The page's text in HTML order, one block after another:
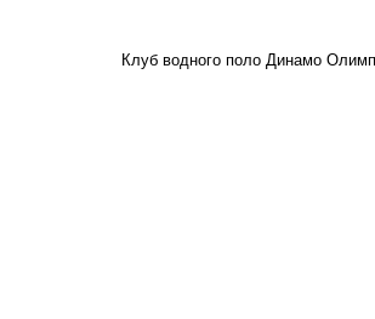
Клуб водного поло Динамо